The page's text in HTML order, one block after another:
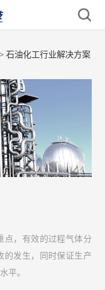
石油化工行业解决方案
点，有效的过程气体分
的发生，同时保证生产
平。